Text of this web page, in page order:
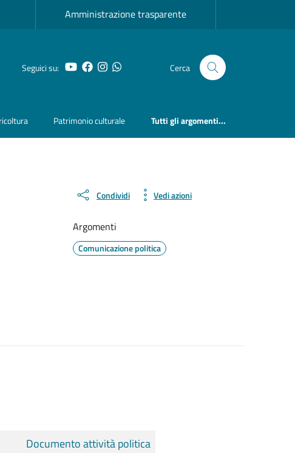
Amministrazione trasparente
Seguici su: YouTube
Facebook
Instagram
Whatsapp Cerca
Patrimonio culturale Tutti gli argomenti...
Condividi Vedi azioni
Argomenti
Comunicazione politica
Documento attività politica